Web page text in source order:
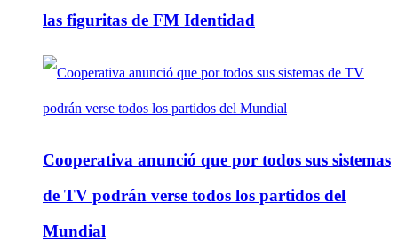
las figuritas de FM Identidad
Cooperativa anunció que por todos sus sistemas
de TV podrán verse todos los partidos del
Mundial